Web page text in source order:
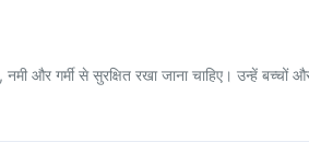
और गर्मी से सुरक्षित रखा जाना चाहिए। उन्हें बच्चों